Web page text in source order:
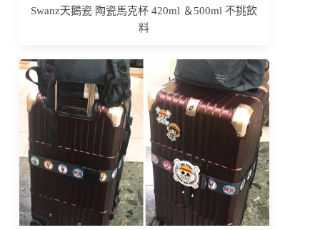
Swanz天鵝瓷 陶瓷馬克杯 420ml ＆500ml 不挑飲
料